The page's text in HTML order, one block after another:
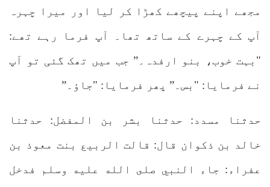
مجھے اپنے پیچھے کھڑا کر لیا اور میرا چہرہ
آپ کے چہرے کے ساتھ تھا۔ آپ فرما رہے تھے:
"بہت خوب، بنو ارفدہ۔” جب میں تھک گئی تو آپ
نے فرمایا: "بس۔” پھر فرمایا: "جاؤ۔”
حدثنا مسدد: حدثنا بشر بن المفضل: حدثنا
خالد بن ذكوان قال: قالت الربيع بنت معوذ بن
عفراء: جاء النبي صلى الله عليه وسلم فدخل